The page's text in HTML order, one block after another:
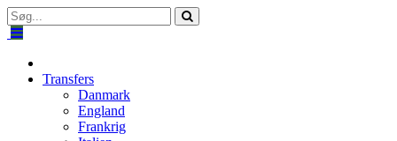
Transfers
Danmark
England
Frankrig